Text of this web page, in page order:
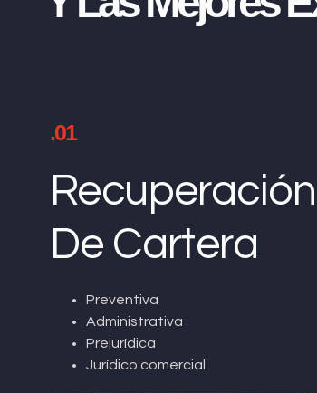
.01
Recuperación
De Cartera
Preventiva
Administrativa
Prejurídica
Jurídico comercial